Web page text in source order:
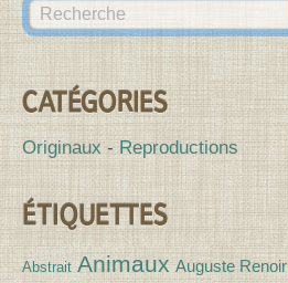
CATÉGORIES
Originaux Reproductions
ÉTIQUETTES
Abstrait Animaux Auguste Renoir